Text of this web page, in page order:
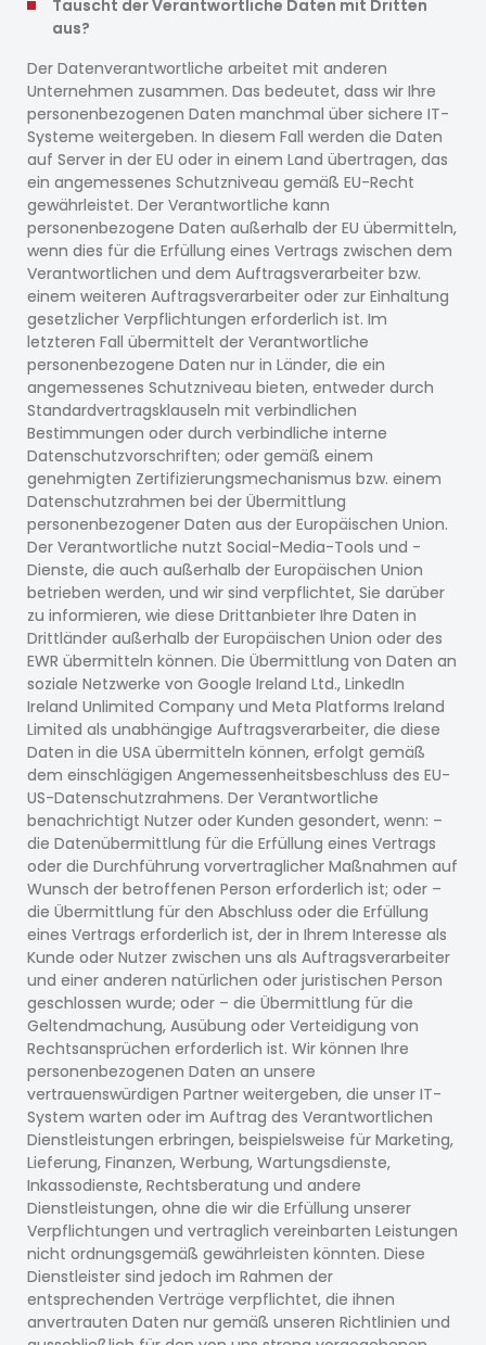
Tauscht der Verantwortliche Daten mit Dritten
aus?
Der Datenverantwortliche arbeitet mit anderen
Unternehmen zusammen. Das bedeutet, dass wir Ihre
personenbezogenen Daten manchmal über sichere IT-
Systeme weitergeben. In diesem Fall werden die Daten
auf Server in der EU oder in einem Land übertragen, das
ein angemessenes Schutzniveau gemäß EU-Recht
gewährleistet. Der Verantwortliche kann
personenbezogene Daten außerhalb der EU übermitteln,
wenn dies für die Erfüllung eines Vertrags zwischen dem
Verantwortlichen und dem Auftragsverarbeiter bzw.
einem weiteren Auftragsverarbeiter oder zur Einhaltung
gesetzlicher Verpflichtungen erforderlich ist. Im
letzteren Fall übermittelt der Verantwortliche
personenbezogene Daten nur in Länder, die ein
angemessenes Schutzniveau bieten, entweder durch
Standardvertragsklauseln mit verbindlichen
Bestimmungen oder durch verbindliche interne
Datenschutzvorschriften; oder gemäß einem
genehmigten Zertifizierungsmechanismus bzw. einem
Datenschutzrahmen bei der Übermittlung
personenbezogener Daten aus der Europäischen Union.
Der Verantwortliche nutzt Social-Media-Tools und -
Dienste, die auch außerhalb der Europäischen Union
betrieben werden, und wir sind verpflichtet, Sie darüber
zu informieren, wie diese Drittanbieter Ihre Daten in
Drittländer außerhalb der Europäischen Union oder des
EWR übermitteln können. Die Übermittlung von Daten an
soziale Netzwerke von Google Ireland Ltd., LinkedIn
Ireland Unlimited Company und Meta Platforms Ireland
Limited als unabhängige Auftragsverarbeiter, die diese
Daten in die USA übermitteln können, erfolgt gemäß
dem einschlägigen Angemessenheitsbeschluss des EU-
US-Datenschutzrahmens. Der Verantwortliche
benachrichtigt Nutzer oder Kunden gesondert, wenn: –
die Datenübermittlung für die Erfüllung eines Vertrags
oder die Durchführung vorvertraglicher Maßnahmen auf
Wunsch der betroffenen Person erforderlich ist; oder –
die Übermittlung für den Abschluss oder die Erfüllung
eines Vertrags erforderlich ist, der in Ihrem Interesse als
Kunde oder Nutzer zwischen uns als Auftragsverarbeiter
und einer anderen natürlichen oder juristischen Person
geschlossen wurde; oder – die Übermittlung für die
Geltendmachung, Ausübung oder Verteidigung von
Rechtsansprüchen erforderlich ist. Wir können Ihre
personenbezogenen Daten an unsere
vertrauenswürdigen Partner weitergeben, die unser IT-
System warten oder im Auftrag des Verantwortlichen
Dienstleistungen erbringen, beispielsweise für Marketing,
Lieferung, Finanzen, Werbung, Wartungsdienste,
Inkassodienste, Rechtsberatung und andere
Dienstleistungen, ohne die wir die Erfüllung unserer
Verpflichtungen und vertraglich vereinbarten Leistungen
nicht ordnungsgemäß gewährleisten könnten. Diese
Dienstleister sind jedoch im Rahmen der
entsprechenden Verträge verpflichtet, die ihnen
anvertrauten Daten nur gemäß unseren Richtlinien und